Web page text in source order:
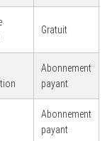
Gratuit
Abonnement
payant
Abonnement
payant